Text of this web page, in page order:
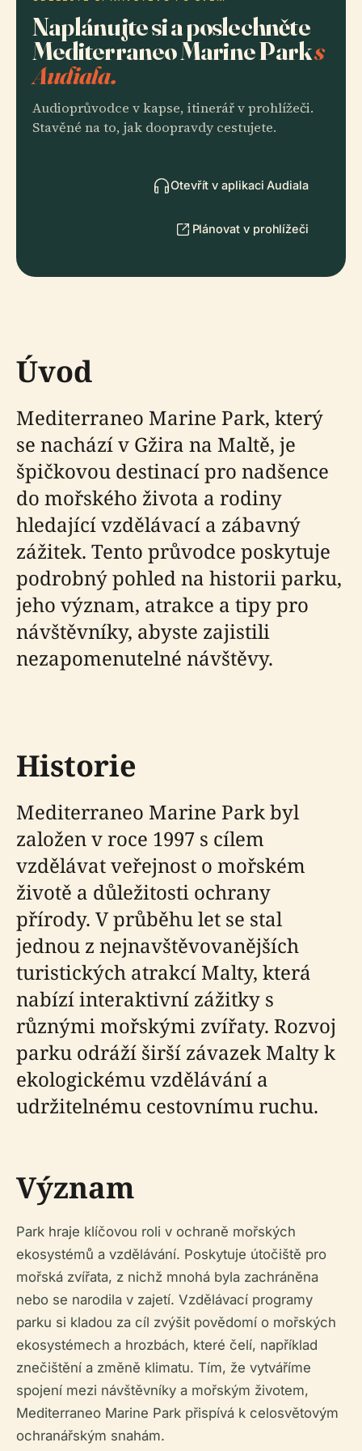
Naplánujte si a poslechněte
Mediterraneo Marine Parks
Audiala.
Audioprůvodce v kapse, itinerář v prohlížeči.
Stavěné na to, jak doopravdy cestujete.
Otevřít v aplikaci Audiala
Plánovat v prohlížeči
Úvod
Mediterraneo Marine Park, který
se nachází v Gžira na Maltě, je
špičkovou destinací pro nadšence
do mořského života a rodiny
hledající vzdělávací a zábavný
zážitek. Tento průvodce poskytuje
podrobný pohled na historii parku,
jeho význam, atrakce a tipy pro
návštěvníky, abyste zajistili
nezapomenutelné návštěvy.
Historie
Mediterraneo Marine Park byl
založen v roce 1997 s cílem
vzdělávat veřejnost o mořském
životě a důležitosti ochrany
přírody. V průběhu let se stal
jednou z nejnavštěvovanějších
turistických atrakcí Malty, která
nabízí interaktivní zážitky s
různými mořskými zvířaty. Rozvoj
parku odráží širší závazek Malty k
ekologickému vzdělávání a
udržitelnému cestovnímu ruchu.
Význam
Park hraje klíčovou roli v ochraně mořských
ekosystémů a vzdělávání. Poskytuje útočiště pro
mořská zvířata, z nichž mnohá byla zachráněna
nebo se narodila v zajetí. Vzdělávací programy
parku si kladou za cíl zvýšit povědomí o mořských
ekosystémech a hrozbách, které čelí, například
znečištění a změně klimatu. Tím, že vytváříme
spojení mezi návštěvníky a mořským životem,
Mediterraneo Marine Park přispívá k celosvětovým
ochranářským snahám.